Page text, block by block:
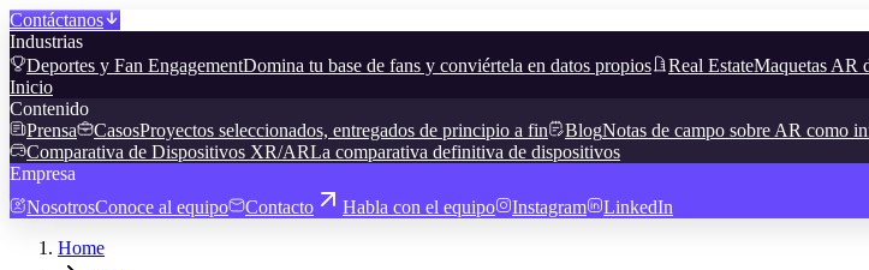
Contáctanos
Industrias
Deportes y Fan EngagementDomina tu base de fans y conviértela en datos propios Real EstateMaquetas AR
Inicio
Contenido
Prensa
CasosProyectos seleccionados, entregados de principio a fin BlogNotas de campo sobre AR como
Comparativa de Dispositivos XR/ARLa comparativa definitiva de dispositivos
Empresa
NosotrosConoce al equipo Contacto Habla con el equipo Instagram
LinkedIn
Home